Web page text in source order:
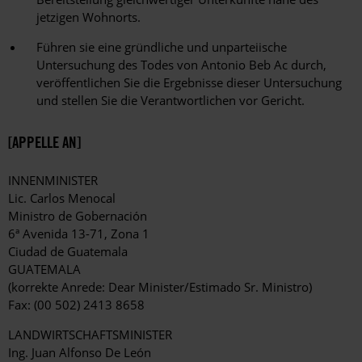
jetzigen Wohnorts.
Führen sie eine gründliche und unparteiische
Untersuchung des Todes von Antonio Beb Ac durch,
veröffentlichen Sie die Ergebnisse dieser Untersuchung
und stellen Sie die Verantwortlichen vor Gericht.
[APPELLE AN]
INNENMINISTER
Lic. Carlos Menocal
Ministro de Gobernación
6ª Avenida 13-71, Zona 1
Ciudad de Guatemala
GUATEMALA
(korrekte Anrede: Dear Minister/Estimado Sr. Ministro)
Fax: (00 502) 2413 8658
LANDWIRTSCHAFTSMINISTER
Ing. Juan Alfonso De León